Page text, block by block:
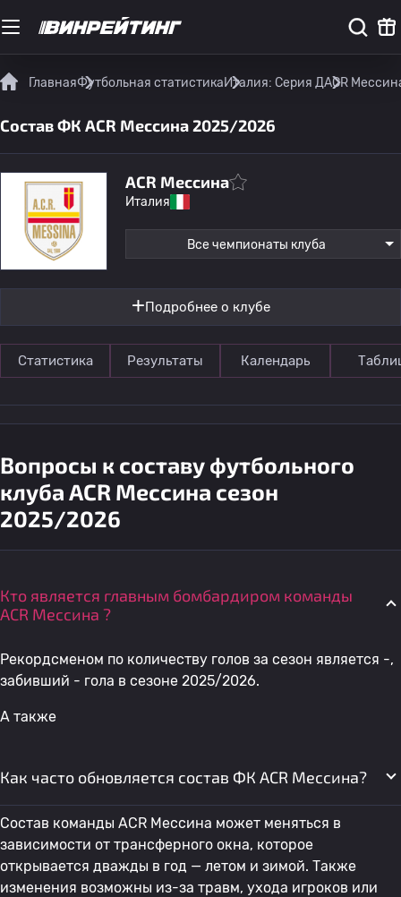
ГлавнаяФутбольная статистикаИталия: Серия ДACR
Состав ФК ACR Мессина 2025/2026
ACR Мессина
Италия
Все чемпионаты клуба
Подробнее о клубе
Статистика Результаты Календарь
Вопросы к составу футбольного
клуба ACR Мессина сезон
2025/2026
Кто является главным бомбардиром команды
ACR Мессина ?
Рекордсменом по количеству голов за сезон является -,
забивший - гола в сезоне 2025/2026.
А также
Как часто обновляется состав ФК ACR Мессина?
Состав команды ACR Мессина может меняться в
зависимости от трансферного окна, которое
открывается дважды в год — летом и зимой. Также
изменения возможны из-за травм, ухода игроков или